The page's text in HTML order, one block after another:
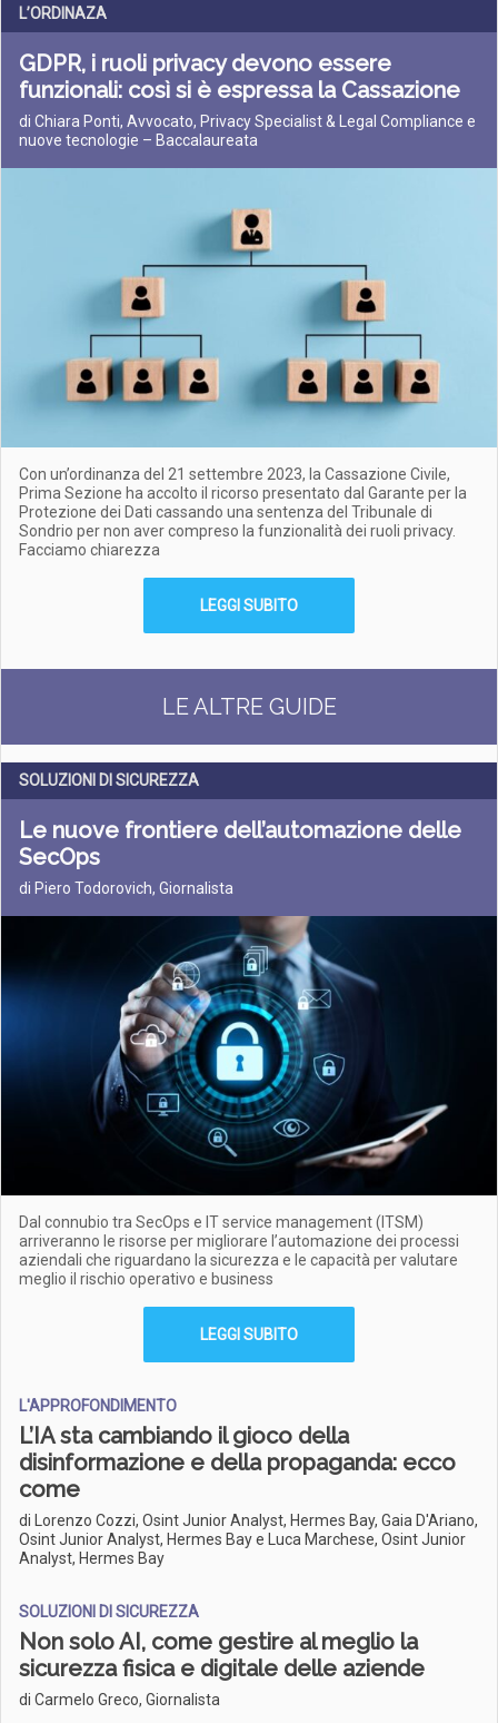
L’ORDINAZA
GDPR, i ruoli privacy devono essere
funzionali: così si è espressa la Cassazione
di Chiara Ponti, Avvocato, Privacy Specialist & Legal Compliance e
nuove tecnologie – Baccalaureata
Con un’ordinanza del 21 settembre 2023, la Cassazione Civile,
Prima Sezione ha accolto il ricorso presentato dal Garante per la
Protezione dei Dati cassando una sentenza del Tribunale di
Sondrio per non aver compreso la funzionalità dei ruoli privacy.
Facciamo chiarezza
LEGGI SUBITO
LE ALTRE GUIDE
SOLUZIONI DI SICUREZZA
Le nuove frontiere dell’automazione delle
SecOps
di Piero Todorovich, Giornalista
Dal connubio tra SecOps e IT service management (ITSM)
arriveranno le risorse per migliorare l’automazione dei processi
aziendali che riguardano la sicurezza e le capacità per valutare
meglio il rischio operativo e business
LEGGI SUBITO
L'APPROFONDIMENTO
L’IA sta cambiando il gioco della
disinformazione e della propaganda: ecco
come
di Lorenzo Cozzi, Osint Junior Analyst, Hermes Bay, Gaia D'Ariano,
Osint Junior Analyst, Hermes Bay e Luca Marchese, Osint Junior
Analyst, Hermes Bay
SOLUZIONI DI SICUREZZA
Non solo AI, come gestire al meglio la
sicurezza fisica e digitale delle aziende
di Carmelo Greco, Giornalista